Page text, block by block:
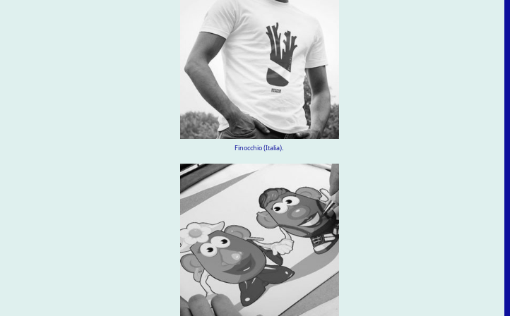
Finocchio (Italia).